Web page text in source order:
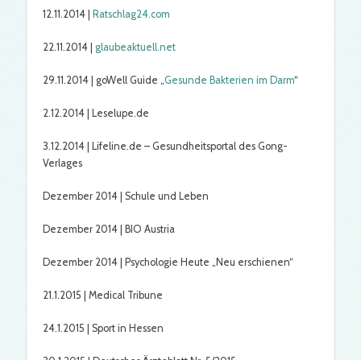
12.11.2014 | Ratschlag24.com
22.11.2014 | glaubeaktuell.net
29.11.2014 | goWell Guide „Gesunde Bakterien im Darm“
2.12.2014 | Leselupe.de
3.12.2014 | Lifeline.de – Gesundheitsportal des Gong-
Verlages
Dezember 2014 | Schule und Leben
Dezember 2014 | BIO Austria
Dezember 2014 | Psychologie Heute „Neu erschienen“
21.1.2015 | Medical Tribune
24.1.2015 | Sport in Hessen